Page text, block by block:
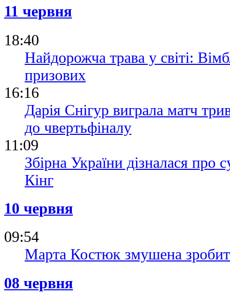
11 червня
18:40
Найдорожча трава у світі:
призових
16:16
Дарія Снігур виграла матч
до чвертьфіналу
11:09
Збірна України дізналася
Кінг
10 червня
09:54
Марта Костюк змушена
08 червня